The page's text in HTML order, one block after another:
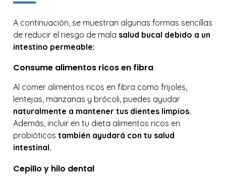
A continuación, se muestran algunas formas sencillas
de reducir el riesgo de mala salud bucal debido a un
intestino permeable:
Consume alimentos ricos en fibra
Al comer alimentos ricos en fibra como frijoles,
lentejas, manzanas y brócoli, puedes ayudar
naturalmente a mantener tus dientes limpios.
Además, incluir en tu dieta alimentos ricos en
probióticos también ayudará con tu salud
intestinal.
Cepillo y hilo dental